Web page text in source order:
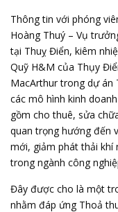
Thông tin với phóng
Hoàng Thuý – Vụ
tại Thuỵ Điển, kiêm
Quỹ H&M của Thụy
MacArthur trong dự án
các mô hình kinh
gồm cho thuê, sửa
quan trọng hướng đến
mới, giảm phát thải khí
trong ngành công
Đây được cho là một
nhằm đáp ứng Thoả